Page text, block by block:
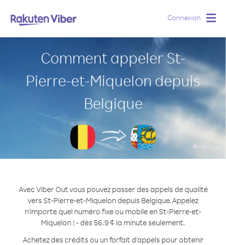
Connexion
Comment appeler St-
Pierre-et-Miquelon depuis
Belgique
Avec Viber Out vous pouvez passer des appels de qualité
vers St-Pierre-et-Miquelon depuis Belgique.Appelez
n'importe quel numéro fixe ou mobile en St-Pierre-et-
Miquelon ! - dès 56.9 ¢ la minute seulement.
Achetez des crédits ou un forfait d’appels pour obtenir